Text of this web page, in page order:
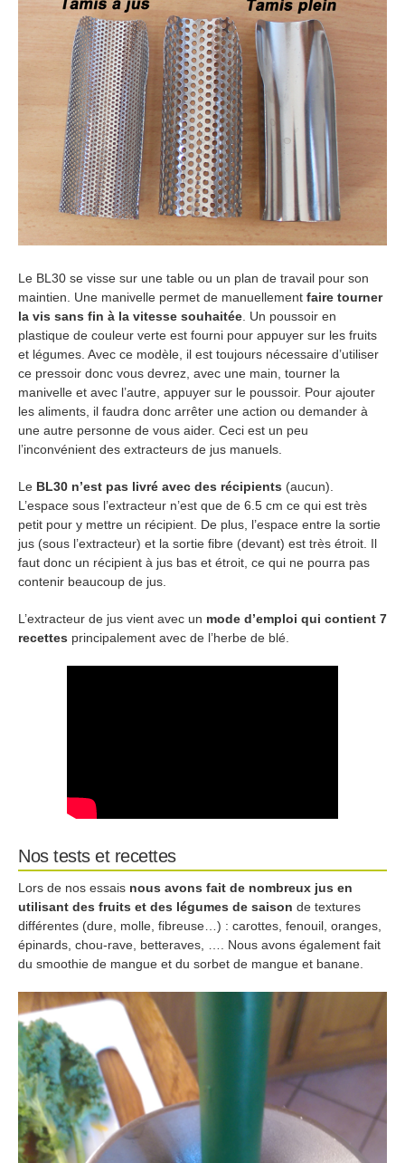
Le BL30 se visse sur une table ou un plan de travail pour son
maintien. Une manivelle permet de manuellement faire tourner
la vis sans fin à la vitesse souhaitée . Un poussoir en
plastique de couleur verte est fourni pour appuyer sur les fruits
et légumes. Avec ce modèle, il est toujours nécessaire d’utiliser
ce pressoir donc vous devrez, avec une main, tourner la
manivelle et avec l’autre, appuyer sur le poussoir. Pour ajouter
les aliments, il faudra donc arrêter une action ou demander à
une autre personne de vous aider. Ceci est un peu
l’inconvénient des extracteurs de jus manuels.
Le BL30 n’est pas livré avec des récipients (aucun).
L’espace sous l’extracteur n’est que de 6.5 cm ce qui est très
petit pour y mettre un récipient. De plus, l’espace entre la sortie
jus (sous l’extracteur) et la sortie fibre (devant) est très étroit. Il
faut donc un récipient à jus bas et étroit, ce qui ne pourra pas
contenir beaucoup de jus.
L’extracteur de jus vient avec un mode d’emploi qui contient 7
recettes principalement avec de l’herbe de blé.
Nos tests et recettes
Lors de nos essais nous avons fait de nombreux jus en
utilisant des fruits et des légumes de saison de textures
différentes (dure, molle, fibreuse…) : carottes, fenouil, oranges,
épinards, chou-rave, betteraves, …. Nous avons également fait
du smoothie de mangue et du sorbet de mangue et banane.